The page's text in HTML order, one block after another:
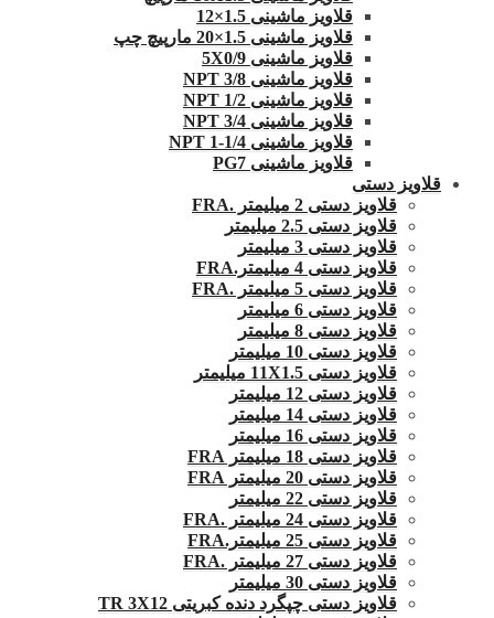
قلاویز ماشینی 1.5×12
قلاویز ماشینی 1.5×20 مارپیچ چپ
قلاویز ماشینی 5X0/9
قلاویز ماشینی 3/8 NPT
قلاویز ماشینی 1/2 NPT
قلاویز ماشینی 3/4 NPT
قلاویز ماشینی 1/4-1 NPT
قلاویز ماشینی PG7
قلاویز دستی
قلاویز دستی 2 میلیمتر .FRA
قلاویز دستی 2.5 میلیمتر
قلاویز دستی 3 میلیمتر
قلاویز دستی 4 میلیمتر.FRA
قلاویز دستی 5 میلیمتر .FRA
قلاویز دستی 6 میلیمتر
قلاویز دستی 8 میلیمتر
قلاویز دستی 10 میلیمتر
قلاویز دستی 11X1.5 میلیمتر
قلاویز دستی 12 میلیمتر
قلاویز دستی 14 میلیمتر
قلاویز دستی 16 میلیمتر
قلاویز دستی 18 میلیمتر FRA
قلاویز دستی 20 میلیمتر FRA
قلاویز دستی 22 میلیمتر
قلاویز دستی 24 میلیمتر .FRA
قلاویز دستی 25 میلیمتر.FRA
قلاویز دستی 27 میلیمتر .FRA
قلاویز دستی 30 میلیمتر
قلاویز دستی چپگرد دنده کبریتی TR 3X12